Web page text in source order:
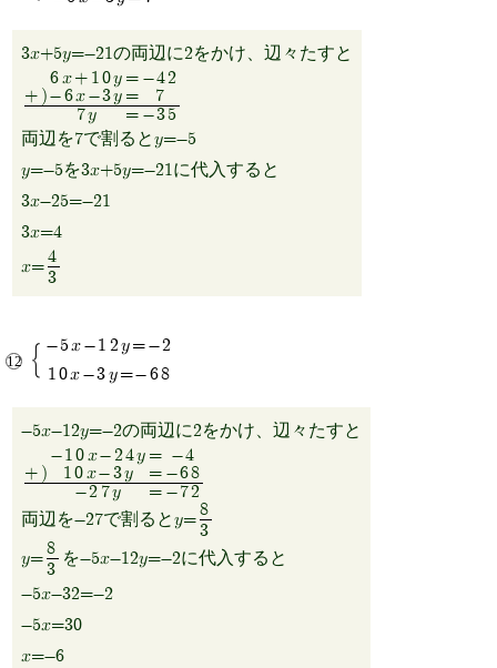
3x+5y=-21の両辺に2をかけ、辺々たすと
6x+10y = -42
+)-6x-3y =
7
7y
= -35
両辺を7で割るとy=-5
y=-5を3x+5y=-21に代入すると
3x-25=-21
3x=4
x=
4
3
-5x-12y=-2
10x-3y=-68
-5x-12y=-2の両辺に2をかけ、辺々たすと
-10x-24y =
-4
+)
10x-3y = -68
-27y
= -72
両辺を-27で割るとy=
8
3
y=
8
3
を-5x-12y=-2に代入すると
-5x-32=-2
-5x=30
x=-6